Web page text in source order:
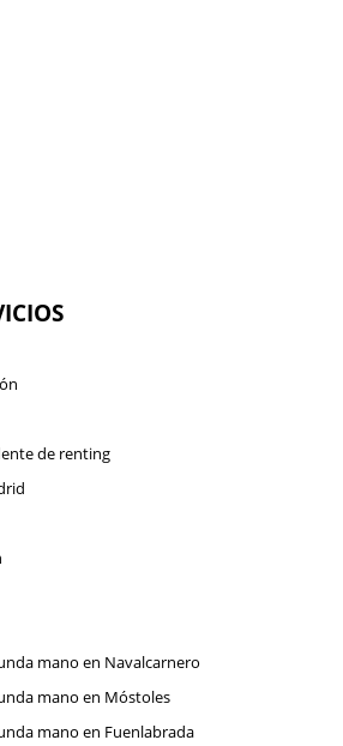
de renting
mano en Navalcarnero
mano en Móstoles
mano en Fuenlabrada